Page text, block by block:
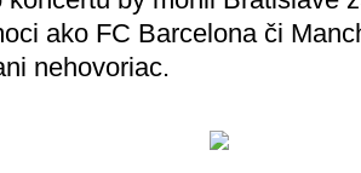
ako FC Barcelona či
nehovoriac.